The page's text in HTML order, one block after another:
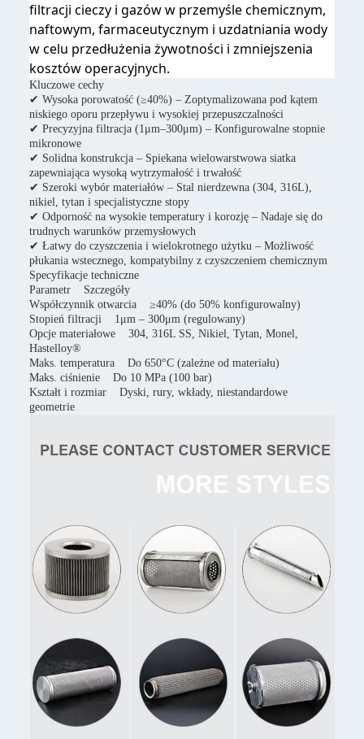
filtracji cieczy i gazów w przemyśle chemicznym,
naftowym, farmaceutycznym i uzdatniania wody
w celu przedłużenia żywotności i zmniejszenia
kosztów operacyjnych.
Kluczowe cechy
✔ Wysoka porowatość (≥40%) – Zoptymalizowana pod kątem
niskiego oporu przepływu i wysokiej przepuszczalności
✔ Precyzyjna filtracja (1μm–300μm) – Konfigurowalne stopnie
mikronowe
✔ Solidna konstrukcja – Spiekana wielowarstwowa siatka
zapewniająca wysoką wytrzymałość i trwałość
✔ Szeroki wybór materiałów – Stal nierdzewna (304, 316L),
nikiel, tytan i specjalistyczne stopy
✔ Odporność na wysokie temperatury i korozję – Nadaje się do
trudnych warunków przemysłowych
✔ Łatwy do czyszczenia i wielokrotnego użytku – Możliwość
płukania wstecznego, kompatybilny z czyszczeniem chemicznym
Specyfikacje techniczne
Parametr Szczegóły
Współczynnik otwarcia ≥40% (do 50% konfigurowalny)
Stopień filtracji 1μm – 300μm (regulowany)
Opcje materiałowe 304, 316L SS, Nikiel, Tytan, Monel,
Hastelloy®
Maks. temperatura Do 650°C (zależne od materiału)
Maks. ciśnienie Do 10 MPa (100 bar)
Kształt i rozmiar Dyski, rury, wkłady, niestandardowe
geometrie